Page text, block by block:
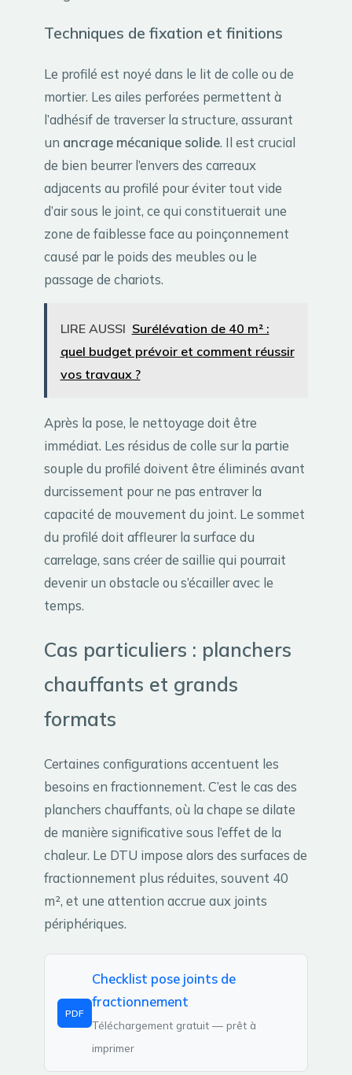
Techniques de fixation et finitions
Le profilé est noyé dans le lit de colle ou de
mortier. Les ailes perforées permettent à
l’adhésif de traverser la structure, assurant
un ancrage mécanique solide. Il est crucial
de bien beurrer l’envers des carreaux
adjacents au profilé pour éviter tout vide
d’air sous le joint, ce qui constituerait une
zone de faiblesse face au poinçonnement
causé par le poids des meubles ou le
passage de chariots.
LIRE AUSSI Surélévation de 40 m² :
quel budget prévoir et comment réussir
vos travaux ?
Après la pose, le nettoyage doit être
immédiat. Les résidus de colle sur la partie
souple du profilé doivent être éliminés avant
durcissement pour ne pas entraver la
capacité de mouvement du joint. Le sommet
du profilé doit affleurer la surface du
carrelage, sans créer de saillie qui pourrait
devenir un obstacle ou s’écailler avec le
temps.
Cas particuliers : planchers
chauffants et grands
formats
Certaines configurations accentuent les
besoins en fractionnement. C’est le cas des
planchers chauffants, où la chape se dilate
de manière significative sous l’effet de la
chaleur. Le DTU impose alors des surfaces de
fractionnement plus réduites, souvent 40
m², et une attention accrue aux joints
périphériques.
PDF
Checklist pose joints de
fractionnement
Téléchargement gratuit — prêt à
imprimer